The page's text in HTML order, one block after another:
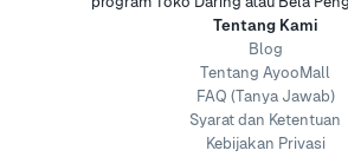
Tentang Kami
Blog
Tentang AyooMall
FAQ (Tanya Jawab)
Syarat dan Ketentuan
Kebijakan Privasi